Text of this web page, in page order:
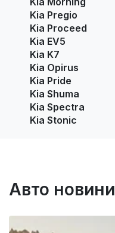
Kia Pregio
Kia Proceed
Kia EV5
Kia K7
Kia Opirus
Kia Pride
Kia Shuma
Kia Spectra
Kia Stonic
Авто новини